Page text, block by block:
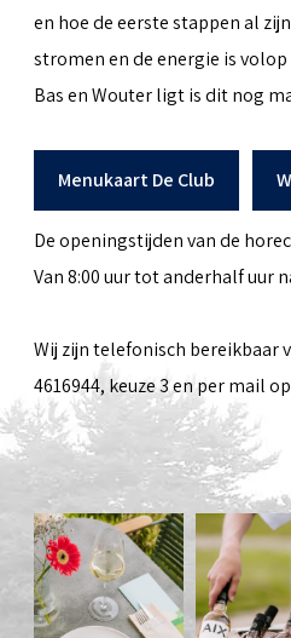
en hoe de eerste stappen al
stromen en de energie is volop
Bas en Wouter ligt is dit nog
Menukaart De Club
De openingstijden van de
Van 8:00 uur tot anderhalf uur
Wij zijn telefonisch bereikbaar
4616944, keuze 3 en per mail op